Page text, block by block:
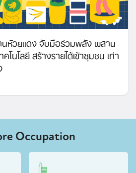
ห้วยแดง จับมือร่วมพลัง ผสาน
นโลยี สร้างรายได้เข้าชุมชน เท่า
Occupation